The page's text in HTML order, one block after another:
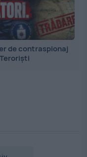
de contraspionaj